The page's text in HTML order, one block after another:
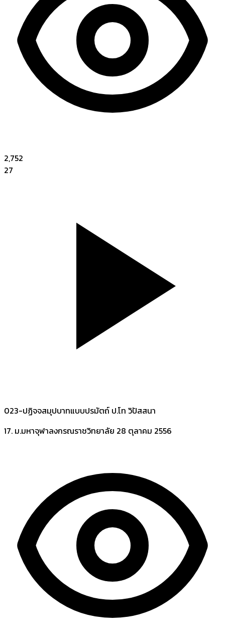
2,752
27
023-ปฏิจจสมุปบาทแบบปรมัตถ์ ป.โท วิปัสสนา
17. ม.มหาจุฬาลงกรณราชวิทยาลัย 28 ตุลาคม 2556